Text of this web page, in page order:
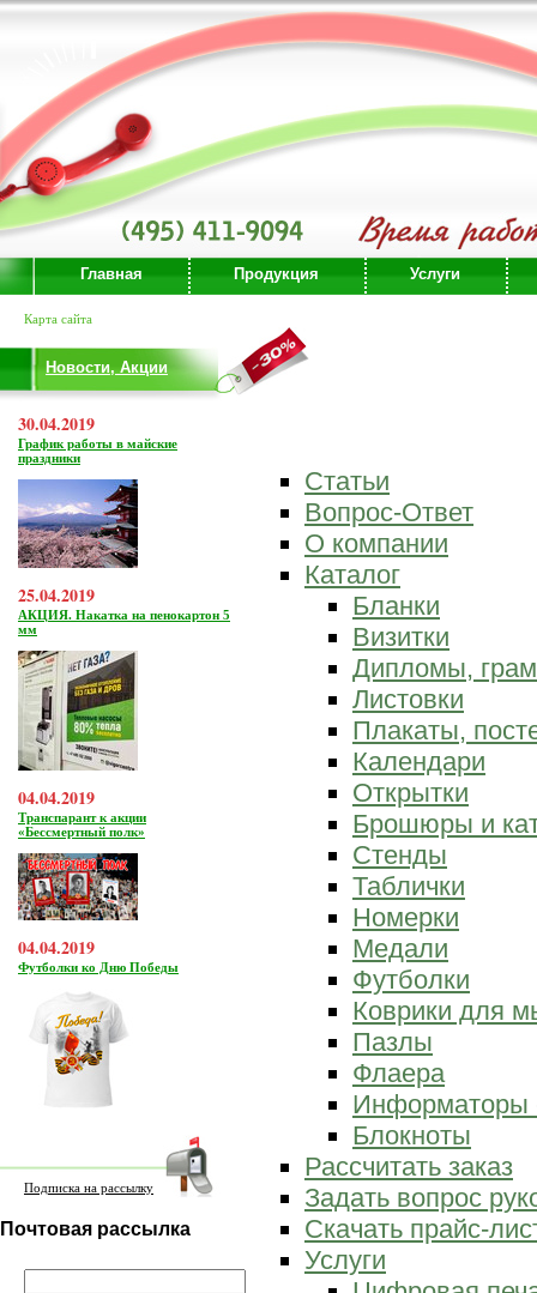
Главная Продукция Услуги
Карта сайта
Новости, Акции
30.04.2019
График работы в майские
праздники
25.04.2019
АКЦИЯ. Накатка на пенокартон 5
мм
04.04.2019
Транспарант к акции
«Бессмертный полк»
04.04.2019
Футболки ко Дню Победы
Подписка на рассылку
Почтовая рассылка
Статьи
Вопрос-Ответ
О компании
Каталог
Бланки
Визитки
Дипломы,
Листовки
Плакаты,
Календари
Открытки
Брошюры и
Стенды
Таблички
Номерки
Медали
Футболки
Коврики для
Пазлы
Флаера
Информаторы
Блокноты
Рассчитать заказ
Задать вопрос
Скачать прайс-
Услуги